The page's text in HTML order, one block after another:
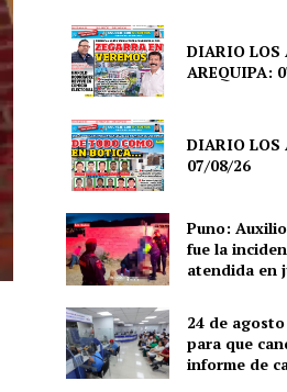
DIARIO LOS
AREQUIPA:
DIARIO LOS
07/08/26
Puno:
fue la
atendida en
24 de
para que
informe de